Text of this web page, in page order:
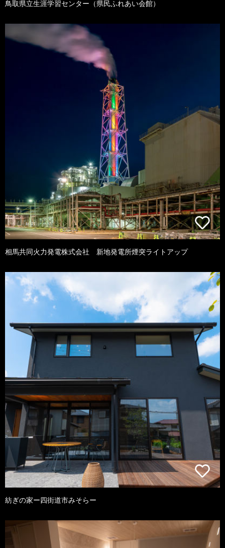
鳥取県立生涯学習センター（県民ふれあい会館）
相馬共同火力発電株式会社 新地発電所煙突ライトアップ
紡ぎの家ー四街道市みそらー